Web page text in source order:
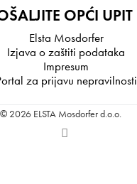
OPĆI UPIT
Elsta Mosdorfer
Izjava o zaštiti podataka
Impresum
za prijavu nepravilnosti
© 2026 ELSTA Mosdorfer d.o.o.